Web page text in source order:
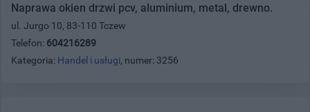
Naprawa okien drzwi pcv, aluminium, metal, drewno.
ul. Jurgo 10, 83-110 Tczew
Telefon: 604216289
Kategoria: Handel i usługi, numer: 3256